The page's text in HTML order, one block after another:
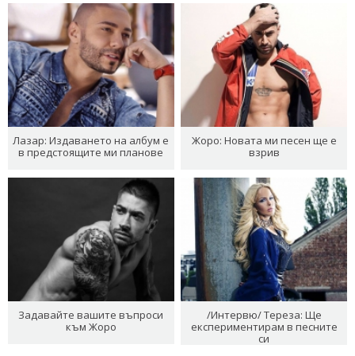
Лазар: Издаването на албум е
в предстоящите ми планове
Жоро: Новата ми песен ще е
взрив
Задавайте вашите въпроси
към Жоро
/Интервю/ Тереза: Ще
експериментирам в песните
си